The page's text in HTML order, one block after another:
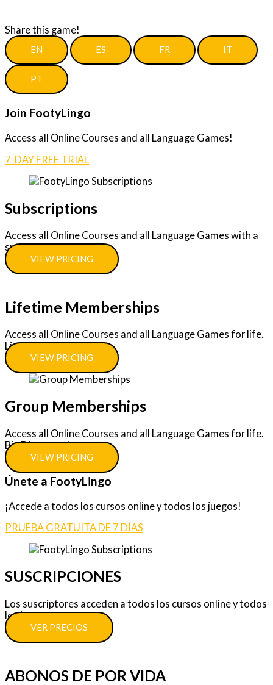
Share this game!
EN ES FR IT
PT
Join FootyLingo
Access all Online Courses and all Language Games!
7-DAY FREE TRIAL
Subscriptions
Access all Online Courses and all Language Games with a
subscription.
VIEW PRICING
Lifetime Memberships
Access all Online Courses and all Language Games for life.
Limited Offer!
VIEW PRICING
Group Memberships
Access all Online Courses and all Language Games for life.
Big Discounts!
VIEW PRICING
Únete a FootyLingo
¡Accede a todos los cursos online y todos los juegos!
PRUEBA GRATUITA DE 7 DÍAS
SUSCRIPCIONES
Los suscriptores acceden a todos los cursos online y todos
los juegos.
VER PRECIOS
ABONOS DE POR VIDA